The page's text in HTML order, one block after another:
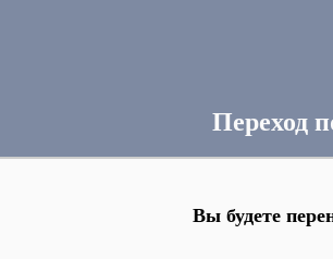
Переход
Вы будете